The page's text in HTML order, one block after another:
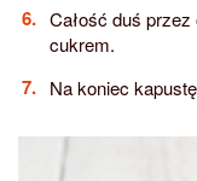
Całość duś
cukrem.
Na koniec